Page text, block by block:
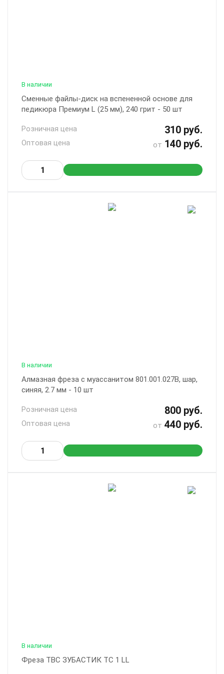
В наличии
Сменные файлы-диск на вспененной основе для
педикюра Премиум L (25 мм), 240 грит - 50 шт
Розничная цена 310 руб.
Оптовая цена от 140 руб.
В наличии
Алмазная фреза с муассанитом 801.001.027B, шар,
синяя, 2.7 мм - 10 шт
Розничная цена 800 руб.
Оптовая цена от 440 руб.
В наличии
Фреза ТВС ЗУБАСТИК ТС 1 LL